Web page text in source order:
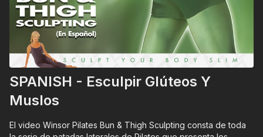
SPANISH - Esculpir Glúteos Y
Muslos
El video Winsor Pilates Bun & Thigh Sculpting consta de toda